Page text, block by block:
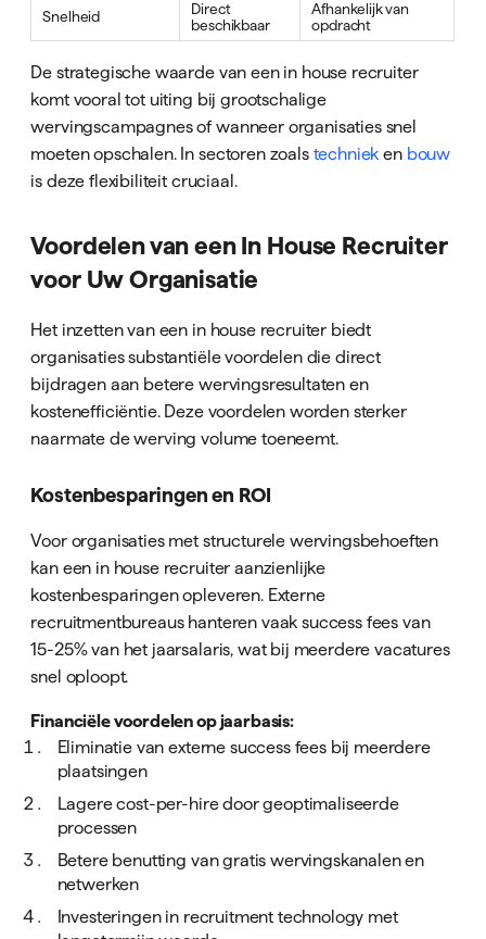
Snelheid
Direct
beschikbaar
Afhankelijk van
opdracht
De strategische waarde van een in house recruiter
komt vooral tot uiting bij grootschalige
wervingscampagnes of wanneer organisaties snel
moeten opschalen. In sectoren zoals techniek en bouw
is deze flexibiliteit cruciaal.
Voordelen van een In House Recruiter
voor Uw Organisatie
Het inzetten van een in house recruiter biedt
organisaties substantiële voordelen die direct
bijdragen aan betere wervingsresultaten en
kostenefficiëntie. Deze voordelen worden sterker
naarmate de werving volume toeneemt.
Kostenbesparingen en ROI
Voor organisaties met structurele wervingsbehoeften
kan een in house recruiter aanzienlijke
kostenbesparingen opleveren. Externe
recruitmentbureaus hanteren vaak success fees van
15-25% van het jaarsalaris, wat bij meerdere vacatures
snel oploopt.
Financiële voordelen op jaarbasis:
Eliminatie van externe success fees bij meerdere
plaatsingen
Lagere cost-per-hire door geoptimaliseerde
processen
Betere benutting van gratis wervingskanalen en
netwerken
Investeringen in recruitment technology met